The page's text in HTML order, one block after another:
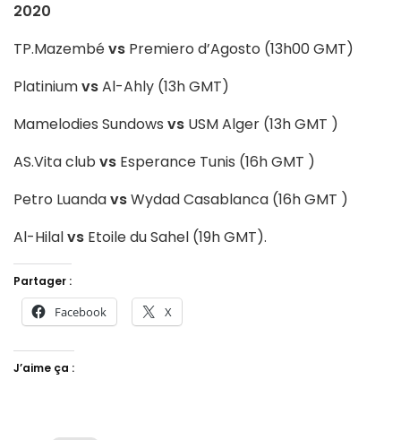
2020
TP.Mazembévs Premiero d’Agosto (13h00 GMT)
PlatiniumvsAl-Ahly (13h GMT)
Mamelodies Sundows vs USM Alger (13h GMT )
AS.Vita club vs Esperance Tunis (16h GMT )
Petro LuandavsWydad Casablanca (16h GMT )
Al-Hilalvs Etoile du Sahel (19h GMT).
Partager :
Facebook X
J’aime ça :